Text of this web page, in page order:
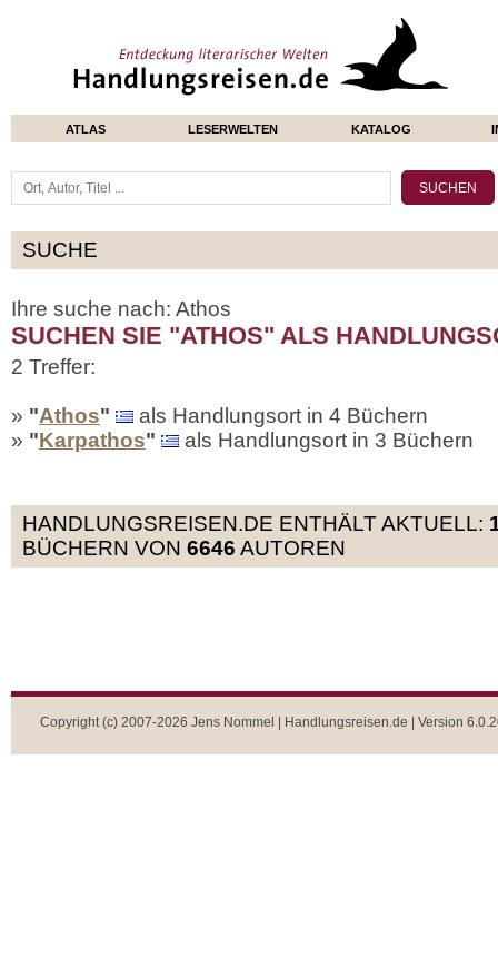
ATLAS LESERWELTEN KATALOG
SUCHE
Ihre suche nach: Athos
SUCHEN SIE "ATHOS" ALS
2 Treffer:
» "Athos"
als Handlungsort in 4 Büchern
» "Karpathos" als Handlungsort in 3 Büchern
HANDLUNGSREISEN.DE ENTHÄLT AKTUELL:
BÜCHERN VON 6646 AUTOREN
Copyright (c) 2007-2026 Jens Nommel | Handlungsreisen.de | Version